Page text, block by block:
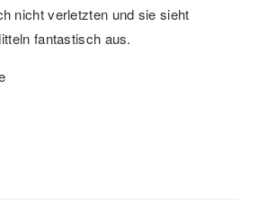
nicht verletzten und sie sieht
fantastisch aus.